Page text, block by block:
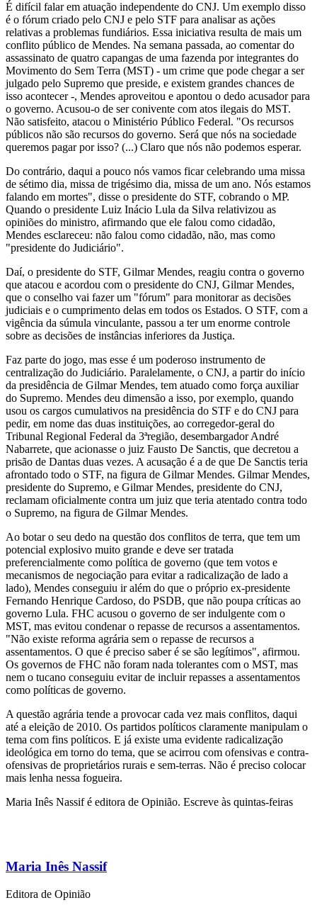
É difícil falar em atuação independente do CNJ. Um exemplo disso
é o fórum criado pelo CNJ e pelo STF para analisar as ações
relativas a problemas fundiários. Essa iniciativa resulta de mais um
conflito público de Mendes. Na semana passada, ao comentar do
assassinato de quatro capangas de uma fazenda por integrantes do
Movimento do Sem Terra (MST) - um crime que pode chegar a ser
julgado pelo Supremo que preside, e existem grandes chances de
isso acontecer -, Mendes aproveitou e apontou o dedo acusador para
o governo. Acusou-o de ser conivente com atos ilegais do MST.
Não satisfeito, atacou o Ministério Público Federal. "Os recursos
públicos não são recursos do governo. Será que nós na sociedade
queremos pagar por isso? (...) Claro que nós não podemos esperar.
Do contrário, daqui a pouco nós vamos ficar celebrando uma missa
de sétimo dia, missa de trigésimo dia, missa de um ano. Nós estamos
falando em mortes", disse o presidente do STF, cobrando o MP.
Quando o presidente Luiz Inácio Lula da Silva relativizou as
opiniões do ministro, afirmando que ele falou como cidadão,
Mendes esclareceu: não falou como cidadão, não, mas como
"presidente do Judiciário".
Daí, o presidente do STF, Gilmar Mendes, reagiu contra o governo
que atacou e acordou com o presidente do CNJ, Gilmar Mendes,
que o conselho vai fazer um "fórum" para monitorar as decisões
judiciais e o cumprimento delas em todos os Estados. O STF, com a
vigência da súmula vinculante, passou a ter um enorme controle
sobre as decisões de instâncias inferiores da Justiça.
Faz parte do jogo, mas esse é um poderoso instrumento de
centralização do Judiciário. Paralelamente, o CNJ, a partir do início
da presidência de Gilmar Mendes, tem atuado como força auxiliar
do Supremo. Mendes deu dimensão a isso, por exemplo, quando
usou os cargos cumulativos na presidência do STF e do CNJ para
pedir, em nome das duas instituições, ao corregedor-geral do
Tribunal Regional Federal da 3ªregião, desembargador André
Nabarrete, que acionasse o juiz Fausto De Sanctis, que decretou a
prisão de Dantas duas vezes. A acusação é a de que De Sanctis teria
afrontado todo o STF, na figura de Gilmar Mendes. Gilmar Mendes,
presidente do Supremo, e Gilmar Mendes, presidente do CNJ,
reclamam oficialmente contra um juiz que teria atentado contra todo
o Supremo, na figura de Gilmar Mendes.
Ao botar o seu dedo na questão dos conflitos de terra, que tem um
potencial explosivo muito grande e deve ser tratada
preferencialmente como política de governo (que tem votos e
mecanismos de negociação para evitar a radicalização de lado a
lado), Mendes conseguiu ir além do que o próprio ex-presidente
Fernando Henrique Cardoso, do PSDB, que não poupa críticas ao
governo Lula. FHC acusou o governo de ser indulgente com o
MST, mas evitou condenar o repasse de recursos a assentamentos.
"Não existe reforma agrária sem o repasse de recursos a
assentamentos. O que é preciso saber é se são legítimos", afirmou.
Os governos de FHC não foram nada tolerantes com o MST, mas
nem o tucano conseguiu evitar de incluir repasses a assentamentos
como políticas de governo.
A questão agrária tende a provocar cada vez mais conflitos, daqui
até a eleição de 2010. Os partidos políticos claramente manipulam o
tema com fins políticos. E já existe uma evidente radicalização
ideológica em torno do tema, que se acirrou com ofensivas e contra-
ofensivas de proprietários rurais e sem-terras. Não é preciso colocar
mais lenha nessa fogueira.
Maria Inês Nassif é editora de Opinião. Escreve às quintas-feiras
Maria Inês Nassif
Editora de Opinião